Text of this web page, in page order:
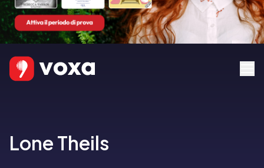
Lone Theils